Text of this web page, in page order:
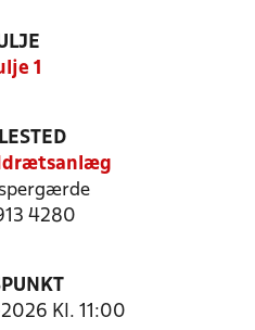
1
4280
Kl. 11:00